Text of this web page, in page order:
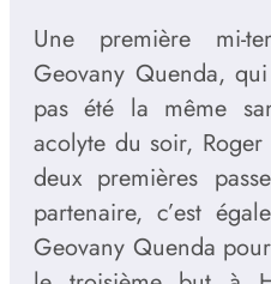
Une première mi-
Geovany Quenda,
pas été la même
acolyte du soir,
deux premières
partenaire, c’est
Geovany Quenda